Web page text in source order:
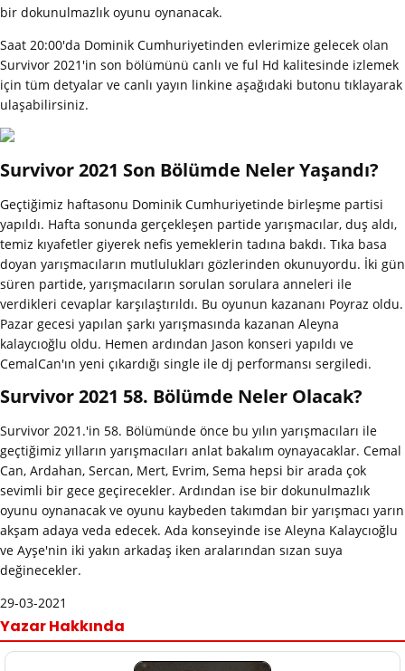
bir dokunulmazlık oyunu oynanacak.
Saat 20:00'da Dominik Cumhuriyetinden evlerimize gelecek olan
Survivor 2021'in son bölümünü canlı ve ful Hd kalitesinde izlemek
için tüm detyalar ve canlı yayın linkine aşağıdaki butonu tıklayarak
ulaşabilirsiniz.
Survivor 2021 Son Bölümde Neler Yaşandı?
Geçtiğimiz haftasonu Dominik Cumhuriyetinde birleşme partisi
yapıldı. Hafta sonunda gerçekleşen partide yarışmacılar, duş aldı,
temiz kıyafetler giyerek nefis yemeklerin tadına bakdı. Tıka basa
doyan yarışmacıların mutlulukları gözlerinden okunuyordu. İki gün
süren partide, yarışmacıların sorulan sorulara anneleri ile
verdikleri cevaplar karşılaştırıldı. Bu oyunun kazananı Poyraz oldu.
Pazar gecesi yapılan şarkı yarışmasında kazanan Aleyna
kalaycıoğlu oldu. Hemen ardından Jason konseri yapıldı ve
CemalCan'ın yeni çıkardığı single ile dj performansı sergiledi.
Survivor 2021 58. Bölümde Neler Olacak?
Survivor 2021.'in 58. Bölümünde önce bu yılın yarışmacıları ile
geçtiğimiz yılların yarışmacıları anlat bakalım oynayacaklar. Cemal
Can, Ardahan, Sercan, Mert, Evrim, Sema hepsi bir arada çok
sevimli bir gece geçirecekler. Ardından ise bir dokunulmazlık
oyunu oynanacak ve oyunu kaybeden takımdan bir yarışmacı yarın
akşam adaya veda edecek. Ada konseyinde ise Aleyna Kalaycıoğlu
ve Ayşe'nin iki yakın arkadaş iken aralarından sızan suya
değinecekler.
29-03-2021
Yazar Hakkında